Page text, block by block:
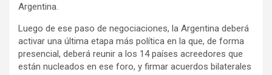
Argentina.
Luego de ese paso de negociaciones, la Argentina deberá
activar una última etapa más política en la que, de forma
presencial, deberá reunir a los 14 países acreedores que
están nucleados en ese foro, y firmar acuerdos bilaterales